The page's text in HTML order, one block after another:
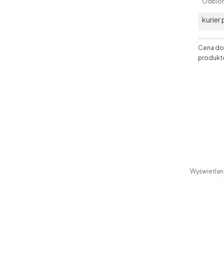
kurier
Cena